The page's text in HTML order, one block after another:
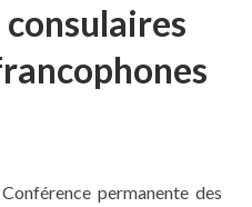
permanente des